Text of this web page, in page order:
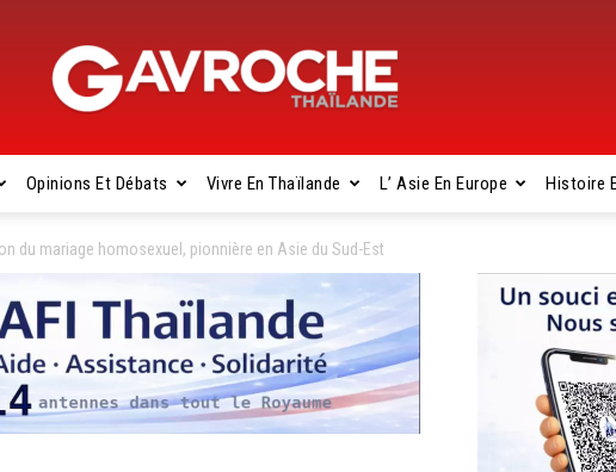
Gavroche
Thaïlande
Opinions Et Débats Vivre En Thaïlande L’ Asie En Europe Histoire
du mariage homosexuel, pionnière en Asie du Sud-Est